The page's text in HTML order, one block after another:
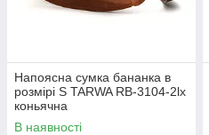
Напоясна сумка бананка в
розмірі S TARWA RB-3104-2lx
коньячна
В наявності